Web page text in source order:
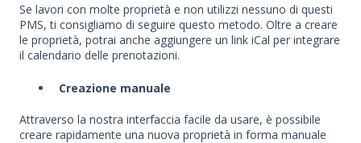
Se lavori con molte proprietà e non utilizzi nessuno di questi
PMS, ti consigliamo di seguire questo metodo. Oltre a creare
le proprietà, potrai anche aggiungere un link iCal per integrare
il calendario delle prenotazioni.
Creazione manuale
Attraverso la nostra interfaccia facile da usare, è possibile
creare rapidamente una nuova proprietà in forma manuale